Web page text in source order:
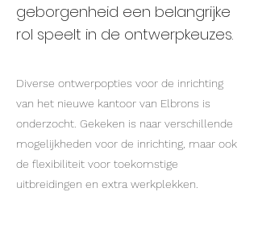
geborgenheid een belangrijke
rol speelt in de ontwerpkeuzes.
Diverse ontwerpopties voor de inrichting
van het nieuwe kantoor van Elbrons is
onderzocht. Gekeken is naar verschillende
mogelijkheden voor de inrichting, maar ook
de flexibiliteit voor toekomstige
uitbreidingen en extra werkplekken.